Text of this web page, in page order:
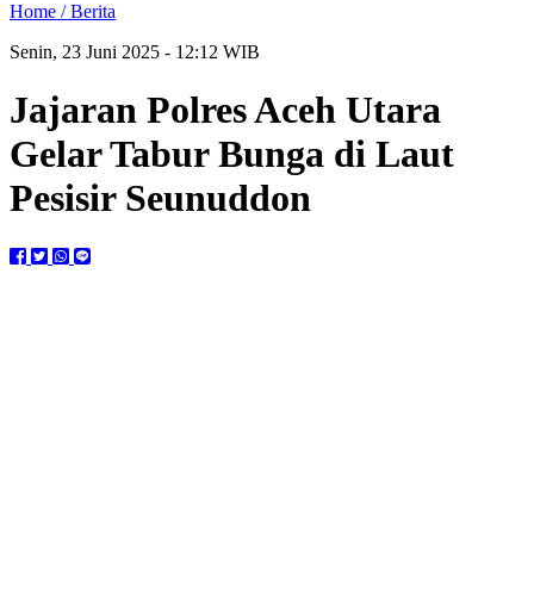
Home /Berita
Senin, 23 Juni 2025 - 12:12 WIB
Jajaran Polres Aceh Utara
Gelar Tabur Bunga di Laut
Pesisir Seunuddon